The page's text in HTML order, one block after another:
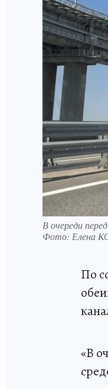
В очереди
Фото: Елена
По
«В